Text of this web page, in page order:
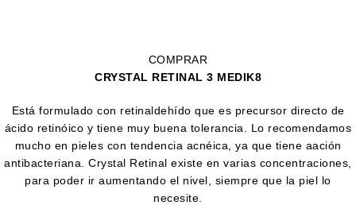
COMPRAR
CRYSTAL RETINAL 3 MEDIK8
Está formulado con retinaldehído que es precursor directo de
ácido retinóico y tiene muy buena tolerancia. Lo recomendamos
mucho en pieles con tendencia acnéica, ya que tiene aación
antibacteriana. Crystal Retinal existe en varias concentraciones,
para poder ir aumentando el nivel, siempre que la piel lo
necesite.